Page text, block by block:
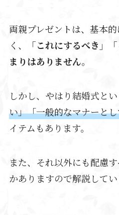
両親プレゼントは、基本
く、
「これにするべき」
まりはありません。
しかし、やはり結婚式と
い」「一般的なマナーと
イテムもあります。
また、それ以外にも配慮
かありますので解説してい